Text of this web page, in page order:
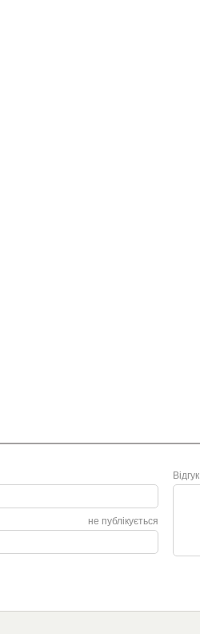
не публікується